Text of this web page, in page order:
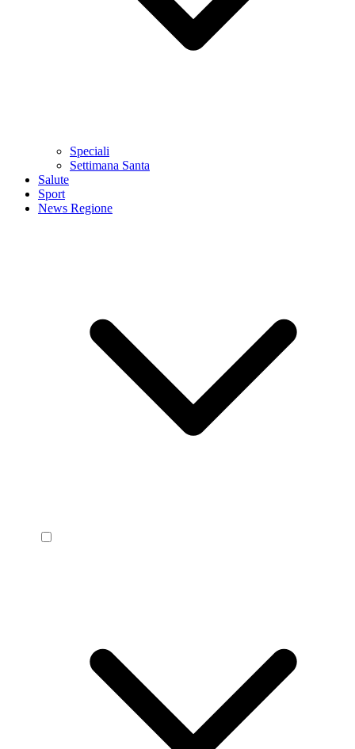
Speciali
Settimana Santa
Salute
Sport
News Regione